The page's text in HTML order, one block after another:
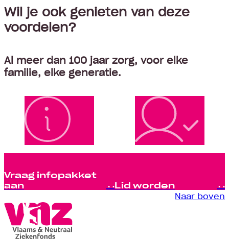
Wil je ook genieten van deze
voordelen?
Al meer dan 100 jaar zorg, voor elke
familie, elke generatie.
Vraag infopakket
aan Lid worden
Naar boven